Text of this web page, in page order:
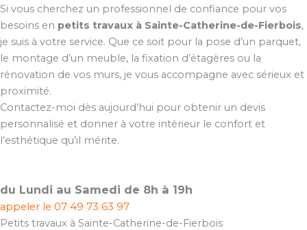
Si vous cherchez un professionnel de confiance pour vos
besoins en petits travaux à Sainte-Catherine-de-Fierbois,
je suis à votre service. Que ce soit pour la pose d’un parquet,
le montage d’un meuble, la fixation d’étagères ou la
rénovation de vos murs, je vous accompagne avec sérieux et
proximité.
Contactez-moi dès aujourd’hui pour obtenir un devis
personnalisé et donner à votre intérieur le confort et
l’esthétique qu’il mérite.
du Lundi au Samedi de 8h à 19h
appeler le 07 49 73 63 97
Petits travaux à Sainte-Catherine-de-Fierbois